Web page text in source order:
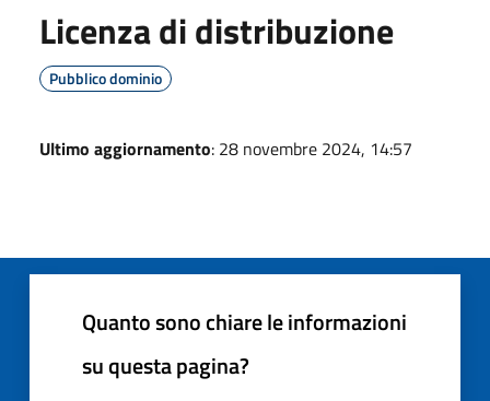
Licenza di distribuzione
Pubblico dominio
Ultimo aggiornamento: 28 novembre 2024, 14:57
Quanto sono chiare le informazioni
su questa pagina?